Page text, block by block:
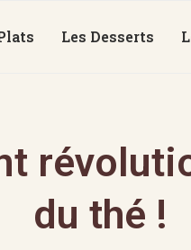
Les Desserts
du thé !